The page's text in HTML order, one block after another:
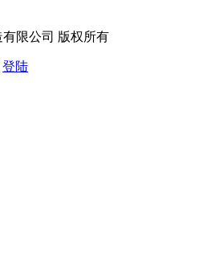
限公司 版权所有
登陆